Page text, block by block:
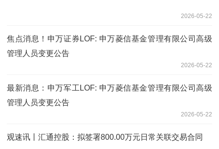
2026-05-22
焦点消息！申万证券LOF: 申万菱信基金管理有限公司高级
管理人员变更公告
2026-05-22
最新消息：申万军工LOF: 申万菱信基金管理有限公司高级
管理人员变更公告
2026-05-22
观速讯丨汇通控股：拟签署800.00万元日常关联交易合同